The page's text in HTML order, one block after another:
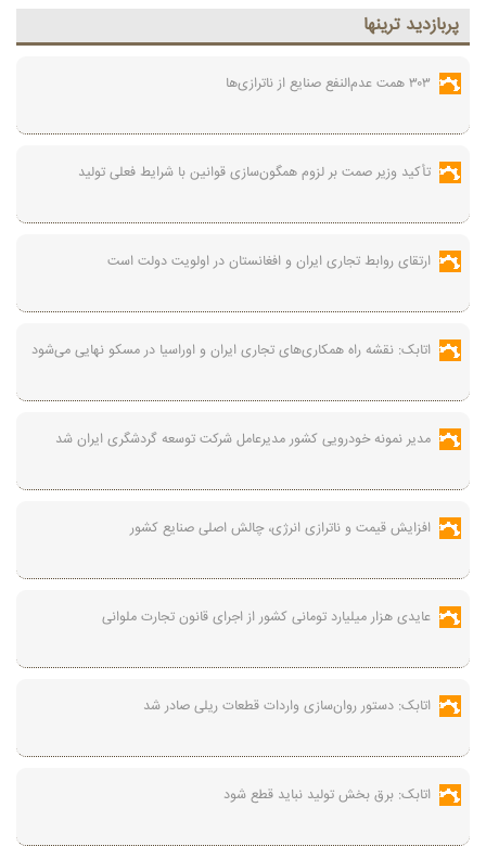
پربازديد ترينها
۳۰۳ همت عدم‌النفع صنایع از ناترازی‌ها
تأکید وزیر صمت بر لزوم همگون‌سازی قوانین با شرایط فعلی تولید
ارتقای روابط تجاری ایران و افغانستان در اولویت دولت است
اتابک: نقشه راه همکاری‌های تجاری ایران و اوراسیا در مسکو نهایی می‌شود
مدیر نمونه خودرویی کشور مدیرعامل شرکت توسعه گردشگری ایران شد
افزایش قیمت و ناترازی انرژی، چالش اصلی صنایع کشور
عایدی هزار میلیارد تومانی کشور از اجرای قانون تجارت ملوانی
اتابک: دستور روان‌سازی واردات قطعات ریلی صادر شد
اتابک: برق بخش تولید نباید قطع شود